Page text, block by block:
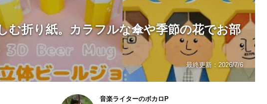
む折り紙。カラフルな傘や季節の花でお部
最終更新： 2026/7/6
音楽ライターのボカロP